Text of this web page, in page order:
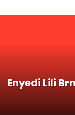
Enyedi Lili